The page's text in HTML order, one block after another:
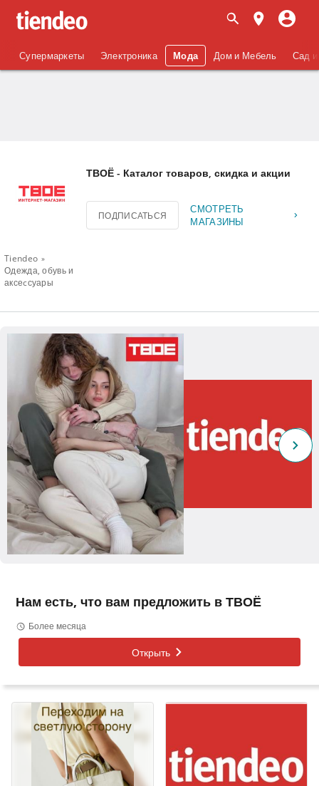
Супермаркеты Электроника Мода Дом и Мебель Сад
Tiendeo
Одежда, обувь и
аксеcсуары
ТВОЁ - Каталог товаров, скидка и акции
ПОДПИСАТЬСЯ
СМОТРЕТЬ
МАГАЗИНЫ
Нам есть, что вам предложить в ТВОЁ
Более месяца
Открыть